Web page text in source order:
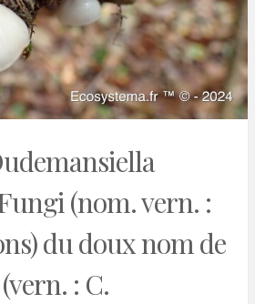
(nom. vern. :
du doux nom de
: C.